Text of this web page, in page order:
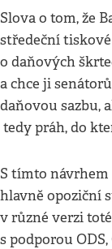
Slova o tom, že
středeční
o daňových
a chce ji
daňovou sazbu,
tedy práh, do
S tímto
hlavně opoziční
v různé verzi
s podporou ODS,